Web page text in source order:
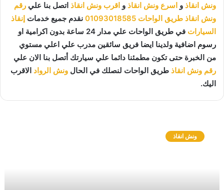
ونش انقاذ و اسرع ونش انقاذ و اقرب ونش انقاذ اتصل بنا علي رقم
ونش انقاذ طريق الواحات 01093018585 نقدم جميع خدمات إنقاذ
السيارات
في طريق الواحات علي مدار 24 ساعة بدون اكرامية او
رسوم اضافية ولدينا ايضا فريق سائقين مدرب علي اعلي مستوي
من الخبرة حتى تكون مطمئنا دائما علي سيارتك أتصل بنا الان علي
رقم ونش انقاذ طريق الواحات لنصلك في الحال ونش الرواد الاقرب
اليك.
ونش انقاذ